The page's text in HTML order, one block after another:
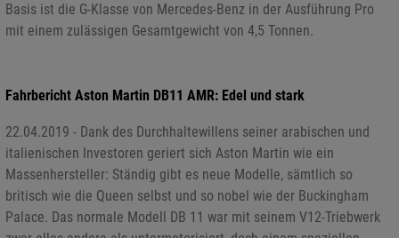
Basis ist die G-Klasse von Mercedes-Benz in der Ausführung Pro
mit einem zulässigen Gesamtgewicht von 4,5 Tonnen.
Fahrbericht Aston Martin DB11 AMR: Edel und stark
22.04.2019 - Dank des Durchhaltewillens seiner arabischen und
italienischen Investoren geriert sich Aston Martin wie ein
Massenhersteller: Ständig gibt es neue Modelle, sämtlich so
britisch wie die Queen selbst und so nobel wie der Buckingham
Palace. Das normale Modell DB 11 war mit seinem V12-Triebwerk